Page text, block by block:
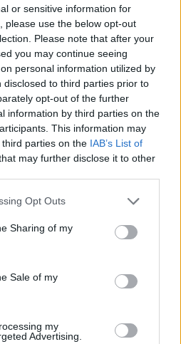
or sensitive information for
please use the below opt-out
Please note that after your
you may continue seeing
personal information utilized by
to third parties prior to
opt-out of the further
information by third parties on the
This information may
parties on the IAB’s List of
may further disclose it to other
Opt Outs
Sharing of my
Sale of my
my
Advertising.
Italy| Esim for Spain|Esim